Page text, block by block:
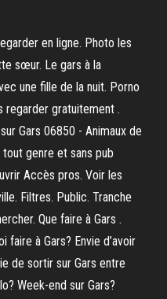
en ligne. Photo les
sœur. Le gars à la
une fille de la nuit. Porno
gratuitement .
Gars 06850 - Animaux de
genre et sans pub
Accès pros. Voir les
Filtres. Public. Tranche
Que faire à Gars .
faire à Gars? Envie d’avoir
de sortir sur Gars entre
Week-end sur Gars?